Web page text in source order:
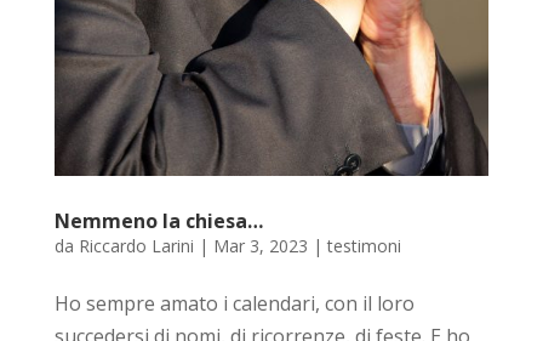
Nemmeno la chiesa…
da Riccardo Larini | Mar 3, 2023 |testimoni
Ho sempre amato i calendari, con il loro
succedersi di nomi, di ricorrenze, di feste. E ho